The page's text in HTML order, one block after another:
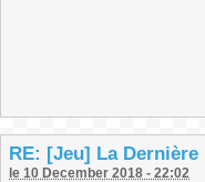
RE: [Jeu] La Dernière
le 10 December 2018 - 22:02